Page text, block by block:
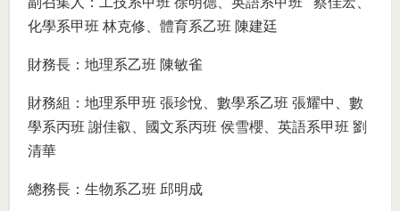
化學系甲班 林克修、體育系乙班 陳建廷
財務長：地理系乙班 陳敏雀
財務組：地理系甲班 張珍悅、數學系乙班 張耀中、數
學系丙班 謝佳叡、國文系丙班 侯雪櫻、英語系甲班 劉
清華
總務長：生物系乙班 邱明成